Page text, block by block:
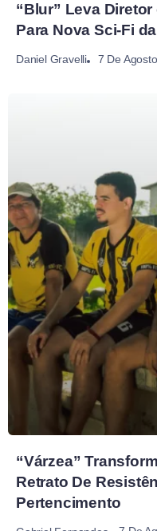
“Blur” Leva Diretor
Para Nova Sci-Fi
Daniel Gravelli 7 De
“Várzea”
Retrato De
Pertencimento